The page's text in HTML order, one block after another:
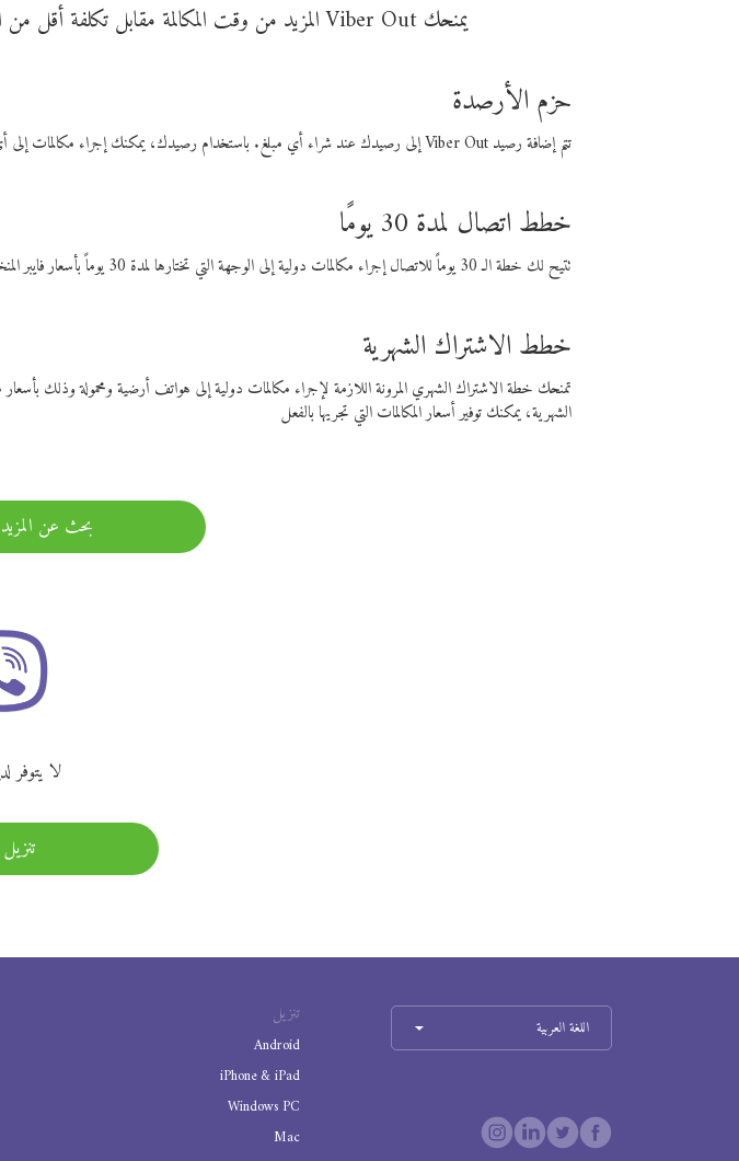
يمنحك Viber Out المزيد من وقت المكالمة مقابل تكلفة أقل من المال. اختر من أحد خيارات الاتصال المرنة ذات السعر المنخفض:
حزم الأرصدة
تتم إضافة رصيد Viber Out إلى رصيدك عند شراء أي مبلغ. باستخدام رصيدك، يمكنك إجراء مكالمات إلى أي رقم في العالم بأسعار فايبر المنخفضة.
خطط اتصال لمدة 30 يومًا
تتيح لك خطة الـ 30 يوماً للاتصال إجراء مكالمات دولية إلى الوجهة التي تختارها لمدة 30 يوماً بأسعار فايبر المنخفضة.
خطط الاشتراك الشهرية
تمنحك خطة الاشتراك الشهري المرونة اللازمة لإجراء مكالمات دولية إلى هواتف أرضية ومحمولة
الشهرية، يمكنك توفير أسعار المكالمات التي تجريها بالفعل
بحث عن
لا يتوفر
تنزيل
Android
iPhone & iPad
Windows PC
Mac
اللغة العربية